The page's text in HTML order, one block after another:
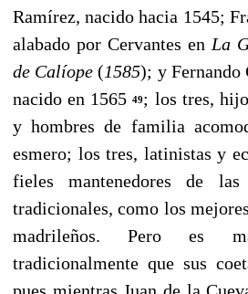
Ramírez, nacido hacia 1545;
alabado por Cervantes en La
de Calíope(1585); y Fernando
nacido en 156549; los tres,
y hom­bres de familia
esmero; los tres, latinistas y
fieles mantenedores de
tradicionales, como los
madrileños. Pero es
tradicionalmente que sus